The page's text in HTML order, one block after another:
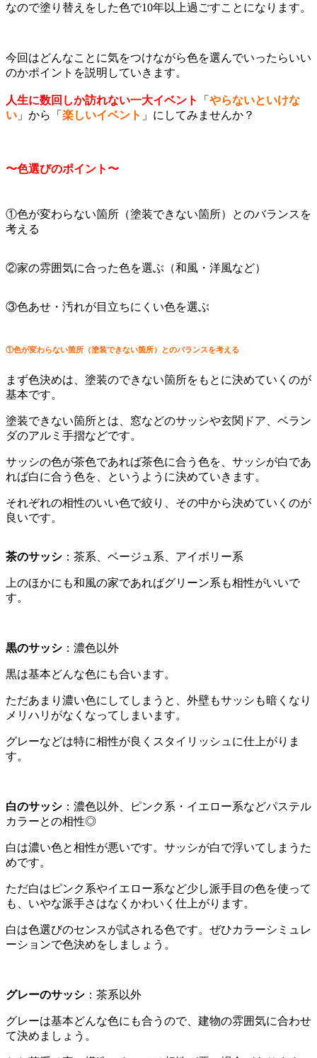
なので塗り替えをした色で10年以上過ごすことになります。
今回はどんなことに気をつけながら色を選んでいったらいい
のかポイントを説明していきます。
人生に数回しか訪れない一大イベント 「 やらないといけな
い 」から「 楽しいイベント 」にしてみませんか？
〜色選びのポイント〜
①色が変わらない箇所（塗装できない箇所）とのバランスを
考える
②家の雰囲気に合った色を選ぶ（和風・洋風など）
③色あせ・汚れが目立ちにくい色を選ぶ
①色が変わらない箇所（塗装できない箇所）とのバランスを考える
まず色決めは、塗装のできない箇所をもとに決めていくのが
基本です。
塗装できない箇所とは、窓などのサッシや玄関ドア、ベラン
ダのアルミ手摺などです。
サッシの色が茶色であれば茶色に合う色を、サッシが白であ
れば白に合う色を、というように決めていきます。
それぞれの相性のいい色で絞り、その中から決めていくのが
良いです。
茶のサッシ ：茶系、ベージュ系、アイボリー系
上のほかにも和風の家であればグリーン系も相性がいいで
す。
黒のサッシ ：濃色以外
黒は基本どんな色にも合います。
ただあまり濃い色にしてしまうと、外壁もサッシも暗くなり
メリハリがなくなってしまいます。
グレーなどは特に相性が良くスタイリッシュに仕上がりま
す。
白のサッシ ：濃色以外、ピンク系・イエロー系などパステル
カラーとの相性◎
白は濃い色と相性が悪いです。サッシが白で浮いてしまうた
めです。
ただ白はピンク系やイエロー系など少し派手目の色を使って
も、いやな派手さはなくかわいく仕上がります。
白は色選びのセンスが試される色です。ぜひカラーシミュレ
ーションで色決めをしましょう。
グレーのサッシ ：茶系以外
グレーは基本どんな色にも合うので、建物の雰囲気に合わせ
て決めましょう。